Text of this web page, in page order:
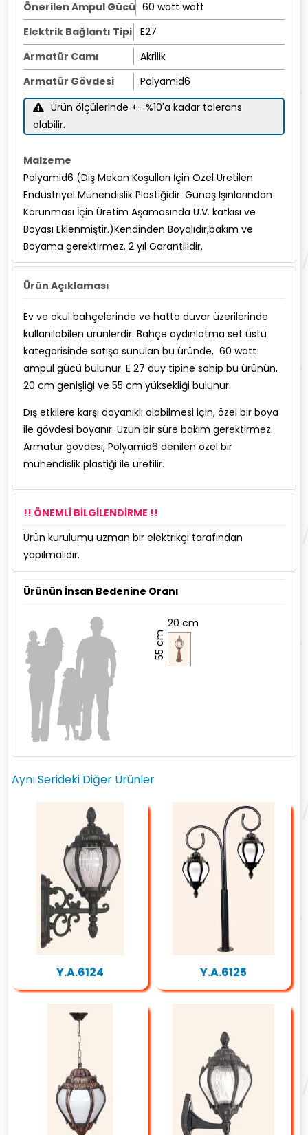
Önerilen Ampul Gücü 60 watt watt
Elektrik Bağlantı Tipi
E27
Armatür Camı
Akrilik
Armatür Gövdesi
Polyamid6
Ürün ölçülerinde +- %10'a kadar tolerans
olabilir.
Malzeme
Polyamid6 (Dış Mekan Koşulları İçin Özel Üretilen
Endüstriyel Mühendislik Plastiğidir. Güneş Işınlarından
Korunması İçin Üretim Aşamasında U.V. katkısı ve
Boyası Eklenmiştir.)Kendinden Boyalıdır,bakım ve
Boyama gerektirmez. 2 yıl Garantilidir.
Ürün Açıklaması
Ev ve okul bahçelerinde ve hatta duvar üzerilerinde
kullanılabilen ürünlerdir. Bahçe aydınlatma set üstü
kategorisinde satışa sunulan bu üründe, 60 watt
ampul gücü bulunur. E 27 duy tipine sahip bu ürünün,
20 cm genişliği ve 55 cm yüksekliği bulunur.
Dış etkilere karşı dayanıklı olabilmesi için, özel bir boya
ile gövdesi boyanır. Uzun bir süre bakım gerektirmez.
Armatür gövdesi, Polyamid6 denilen özel bir
mühendislik plastiği ile üretilir.
!! ÖNEMLİ BİLGİLENDİRME !!
Ürün kurulumu uzman bir elektrikçi tarafından
yapılmalıdır.
Ürünün İnsan Bedenine Oranı
20 cm
55 cm
Aynı Serideki Diğer Ürünler
Y.A.6124 Y.A.6125